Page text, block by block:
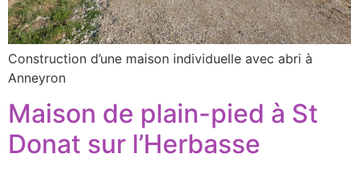
Construction d’une maison individuelle avec abri à
Anneyron
Maison de plain-pied à St
Donat sur l’Herbasse